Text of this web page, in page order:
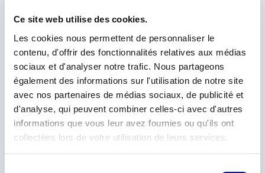
Ce site web utilise des cookies.
Les cookies nous permettent de personnaliser le
contenu, d'offrir des fonctionnalités relatives aux médias
sociaux et d'analyser notre trafic. Nous partageons
également des informations sur l'utilisation de notre site
avec nos partenaires de médias sociaux, de publicité et
d'analyse, qui peuvent combiner celles-ci avec d'autres
informations que vous leur avez fournies ou qu'ils ont
collectées lors de votre utilisation de leurs services.
den Diplôme de technicien (DT), den Diplôme
de fin d’études secondaires générales an
d'Meeschterkaart (Brevet de maîtrise);
de Brevet de technicien supérieur (BTS);
den Zougang zum Studiegang oder d'Erhale vu
partiellen Dispensë fir Bachelor- a Master-
Studien.